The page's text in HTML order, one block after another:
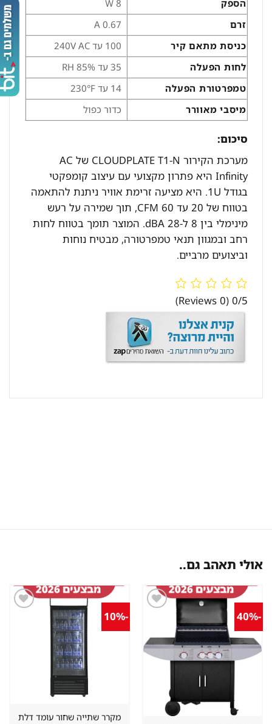
הספק
זרם
0.67 A
כניסת מתאם קיר
100 עד 240V AC
לחות הפעלה
35 עד 85% RH
טמפרטורת הפעלה
14 עד 230°F
מיסבי מאוורר
כדור כפול
סיכום:
מערכת הקירור CLOUDPLATE T1-N של AC
Infinity היא פתרון מקצועי עם עיצוב קומפקטי
בגודל 1U. היא מציעה זרימת אוויר ניתנת להתאמה
בטווח של 20 עד 60 CFM, תוך שמירה על רעש
מינימלי בין 8 ל-28 dBA. המוצר תומך בטווח לחות
רחב ובמגוון תנאי טמפרטורה, מבטיח נוחות
וביצועים מרביים.
0/5
(0 Reviews)
אולי תאהב גם..
במועדפים
מקרר שתייה שחור עומד דלת